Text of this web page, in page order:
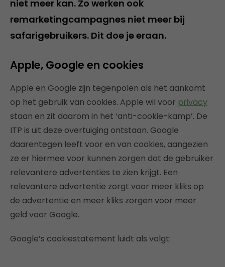
niet meer kan. Zo werken ook
remarketingcampagnes niet meer bij
safarigebruikers. Dit doe je eraan.
Apple, Google en cookies
Apple en Google zijn tegenpolen als het aankomt
op het gebruik van cookies. Apple wil voor privacy
staan en zit daarom in het ‘anti-cookie-kamp’. De
ITP is uit deze overtuiging ontstaan. Google
daarentegen leeft voor en van cookies, aangezien
ze er hiermee voor kunnen zorgen dat de gebruiker
relevantere advertenties te zien krijgt. Een
relevantere advertentie zorgt voor meer kliks op
de advertentie en meer kliks zorgen voor meer
geld voor Google.
Google’s cookiestatement luidt als volgt: